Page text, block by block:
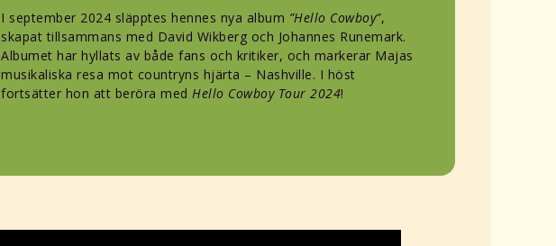
I september 2024 släpptes hennes nya album ”Hello Cowboy”,
skapat tillsammans med David Wikberg och Johannes Runemark.
Albumet har hyllats av både fans och kritiker, och markerar Majas
musikaliska resa mot countryns hjärta – Nashville. I höst
fortsätter hon att beröra med Hello Cowboy Tour 2024!